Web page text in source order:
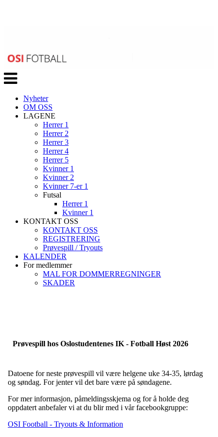
Veksle
navigasjon
Nyheter
OM OSS
LAGENE
Herrer 1
Herrer 2
Herrer 3
Herrer 4
Herrer 5
Kvinner 1
Kvinner 2
Kvinner 7-er 1
Futsal
Herrer 1
Kvinner 1
KONTAKT OSS
KONTAKT OSS
REGISTRERING
Prøvespill / Tryouts
KALENDER
For medlemmer
MAL FOR DOMMERREGNINGER
SKADER
Prøvespill hos Oslostudentenes IK - Fotball Høst 2026
Datoene for neste prøvespill vil være helgene uke 34-35, lørdag
og søndag. For jenter vil det bare være på søndagene.
For mer informasjon, påmeldingsskjema og for å holde deg
oppdatert anbefaler vi at du blir med i vår facebookgruppe:
OSI Football - Tryouts & Information